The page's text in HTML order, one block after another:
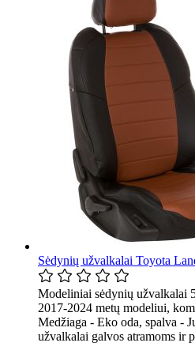
Sėdynių užvalkalai Toyota
Modeliniai sėdynių užvalkalai
2017-2024 metų modeliui,
Medžiaga - Eko oda, spalva -
užvalkalai galvos atramoms ir